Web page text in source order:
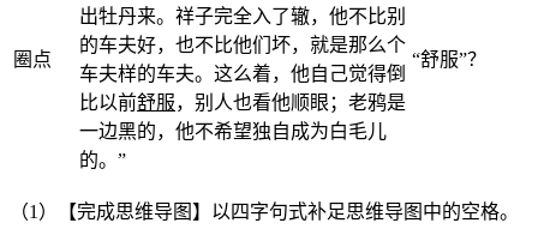
圈点
出牡丹来。祥子完全入了辙，他不比别
的车夫好，也不比他们坏，就是那么个
车夫样的车夫。这么着，他自己觉得倒
比以前舒服，别人也看他顺眼；老鸦是
一边黑的，他不希望独自成为白毛儿
的。”
“舒服”？
（1）【完成思维导图】以四字句式补足思维导图中的空格。